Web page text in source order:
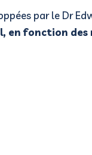
par le Dr
en fonction des